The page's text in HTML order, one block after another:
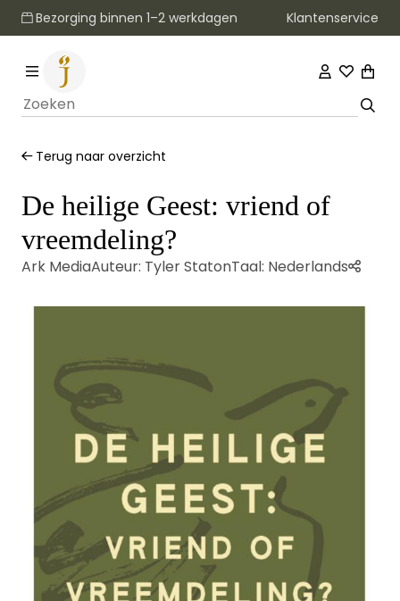
Bezorging binnen 1–2 werkdagen Klantenservice
Terug naar overzicht
De heilige Geest: vriend of
vreemdeling?
Ark MediaAuteur: Tyler StatonTaal: Nederlands